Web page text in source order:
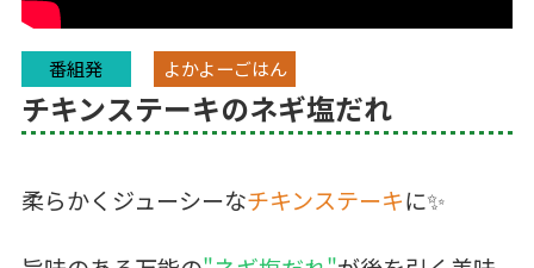
番組発 よかよーごはん
チキンステーキのネギ塩だれ
柔らかくジューシーなチキンステーキに✨